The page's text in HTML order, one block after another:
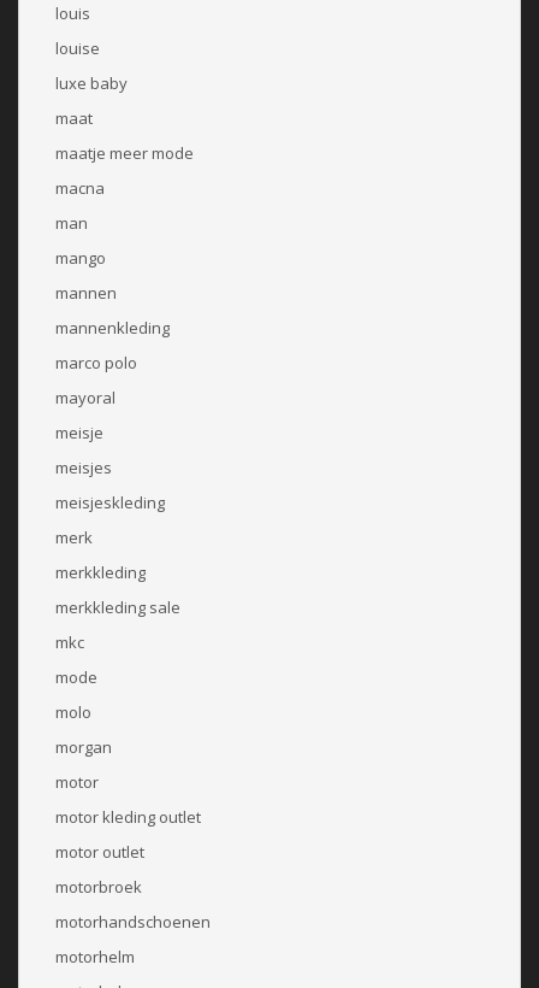
louis
louise
luxe baby
maat
maatje meer mode
macna
man
mango
mannen
mannenkleding
marco polo
mayoral
meisje
meisjes
meisjeskleding
merk
merkkleding
merkkleding sale
mkc
mode
molo
morgan
motor
motor kleding outlet
motor outlet
motorbroek
motorhandschoenen
motorhelm